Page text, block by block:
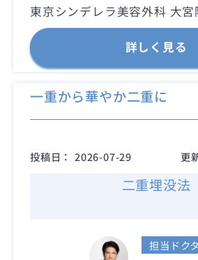
東京シンデレラ美容外科 大宮
詳しく見る
一重から華やか二重に
投稿日： 2026-07-29 更
二重埋没法
担当ドク